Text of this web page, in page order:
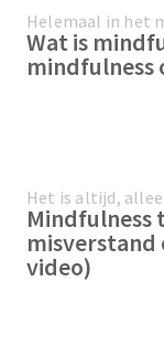
Helemaal in het
Wat is
mindfulness
Het is altijd,
Mindfulness
misverstand
video)